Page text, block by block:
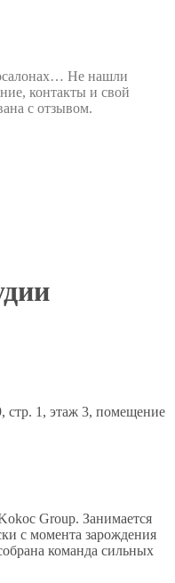
Не нашли
контакты и свой
с отзывом.
стр. 1, этаж 3, помещение
Group. Занимается
с момента зарождения
команда сильных